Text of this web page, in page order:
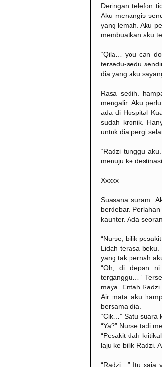
Deringan telefon
Aku menangis
yang lemah. Aku
membuatkan aku
“Qila… you can do
tersedu-sedu
dia yang aku
Rasa sedih,
mengalir. Aku
ada di Hospital
sudah kronik.
untuk dia pergi
“Radzi tunggu
menuju ke destinasi.
Xxxxx
Suasana suram.
berdebar.
kaunter. Ada
“Nurse, bilik
Lidah terasa beku.
yang tak pernah
“Oh, di depan
terganggu…”
maya. Entah
Air mata aku
bersama dia.
“Cik…” Satu suara
“Ya?” Nurse tadi
“Pesakit dah
laju ke bilik Radzi.
“Radzi…” Itu saja